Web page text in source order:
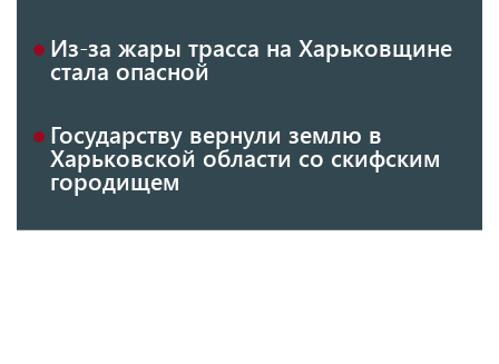
Из-за жары трасса на Харьковщине
стала опасной
Государству вернули землю в
Харьковской области со скифским
городищем